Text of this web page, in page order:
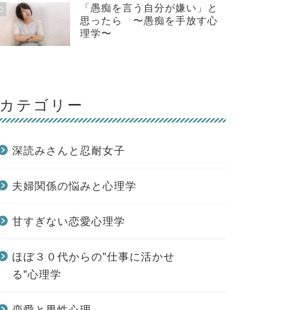
「愚痴を言う自分が嫌い」と
思ったら 〜愚痴を手放す心
理学〜
カテゴリー
深読みさんと忍耐女子
夫婦関係の悩みと心理学
甘すぎない恋愛心理学
ほぼ３０代からの”仕事に活かせ
る”心理学